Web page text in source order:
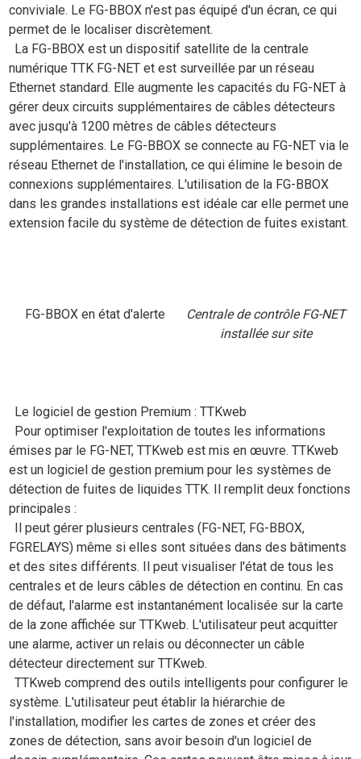
conviviale. Le FG-BBOX n'est pas équipé d'un écran, ce qui
permet de le localiser discrètement.
La FG-BBOX est un dispositif satellite de la centrale
numérique TTK FG-NET et est surveillée par un réseau
Ethernet standard. Elle augmente les capacités du FG-NET à
gérer deux circuits supplémentaires de câbles détecteurs
avec jusqu'à 1200 mètres de câbles détecteurs
supplémentaires. Le FG-BBOX se connecte au FG-NET via le
réseau Ethernet de l'installation, ce qui élimine le besoin de
connexions supplémentaires. L'utilisation de la FG-BBOX
dans les grandes installations est idéale car elle permet une
extension facile du système de détection de fuites existant.
FG-BBOX en état d'alerte
Centrale de contrôle FG-NET
installée sur site
Le logiciel de gestion Premium : TTKweb
Pour optimiser l'exploitation de toutes les informations
émises par le FG-NET, TTKweb est mis en œuvre. TTKweb
est un logiciel de gestion premium pour les systèmes de
détection de fuites de liquides TTK. Il remplit deux fonctions
principales :
Il peut gérer plusieurs centrales (FG-NET, FG-BBOX,
FGRELAYS) même si elles sont situées dans des bâtiments
et des sites différents. Il peut visualiser l'état de tous les
centrales et de leurs câbles de détection en continu. En cas
de défaut, l'alarme est instantanément localisée sur la carte
de la zone affichée sur TTKweb. L'utilisateur peut acquitter
une alarme, activer un relais ou déconnecter un câble
détecteur directement sur TTKweb.
TTKweb comprend des outils intelligents pour configurer le
système. L'utilisateur peut établir la hiérarchie de
l'installation, modifier les cartes de zones et créer des
zones de détection, sans avoir besoin d'un logiciel de